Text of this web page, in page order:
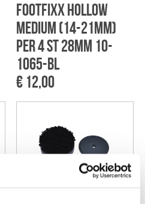
Footfixx Hollow
Medium (14-21mm)
per 4 st 28mm 10-
1065-BL
€ 12,00